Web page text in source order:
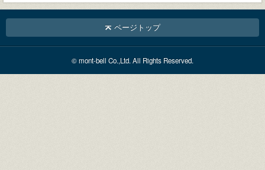
ページトップ
© mont-bell Co.,Ltd. All Rights Reserved.